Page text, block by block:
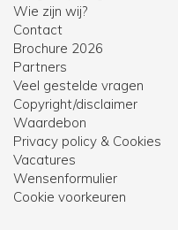
Wie zijn wij?
Contact
Brochure 2026
Partners
Veel gestelde vragen
Copyright/disclaimer
Waardebon
Privacy policy & Cookies
Vacatures
Wensenformulier
Cookie voorkeuren